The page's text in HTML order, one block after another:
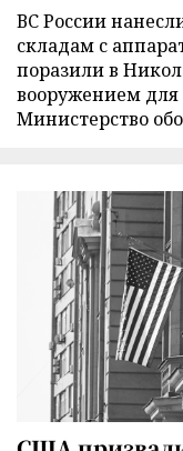
ВС России
складам с
поразили в
вооружением
Министерство